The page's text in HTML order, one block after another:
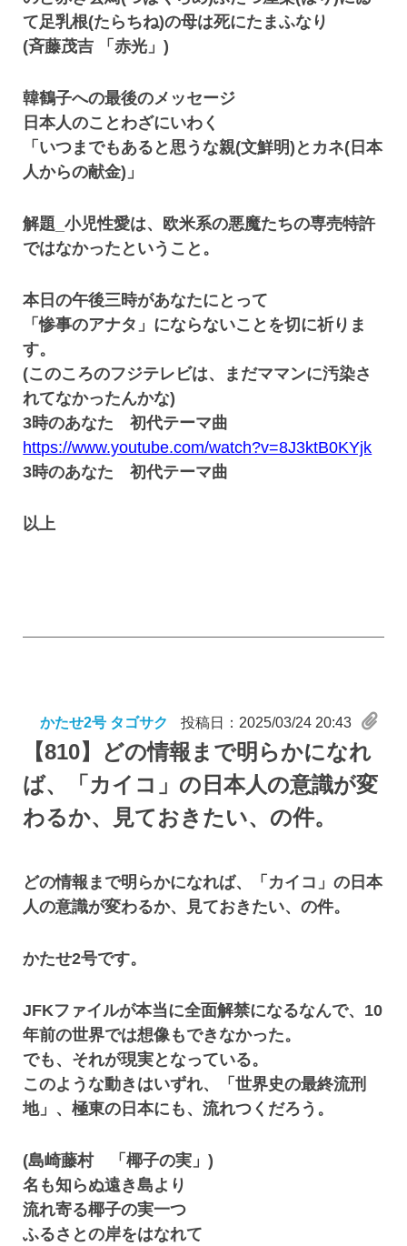
て足乳根(たらちね)の母は死にたまふなり
(斉藤茂吉 「赤光」)
韓鶴子への最後のメッセージ
日本人のことわざにいわく
「いつまでもあると思うな親(文鮮明)とカネ(日本
人からの献金)」
解題_小児性愛は、欧米系の悪魔たちの専売特許
ではなかったということ。
本日の午後三時があなたにとって
「惨事のアナタ」にならないことを切に祈りま
す。
(このころのフジテレビは、まだママンに汚染さ
れてなかったんかな)
3時のあなた 初代テーマ曲
https://www.youtube.com/watch?v=8J3ktB0KYjk
3時のあなた 初代テーマ曲
以上
かたせ2号 タゴサク 投稿日：2025/03/24 20:43
【810】
どの情報まで明らかになれ
ば、「カイコ」の日本人の意識が変
わるか、見ておきたい、の件。
どの情報まで明らかになれば、「カイコ」の日本
人の意識が変わるか、見ておきたい、の件。
かたせ2号です。
JFKファイルが本当に全面解禁になるなんで、10
年前の世界では想像もできなかった。
でも、それが現実となっている。
このような動きはいずれ、「世界史の最終流刑
地」、極東の日本にも、流れつくだろう。
(島崎藤村 「椰子の実」)
名も知らぬ遠き島より
流れ寄る椰子の実一つ
ふるさとの岸をはなれて